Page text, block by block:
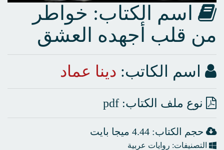
اسم الكتاب: خواطر
من قلب أجهده العشق
اسم الكاتب: دينا عماد
نوع ملف الكتاب: pdf
حجم الكتاب: 4.44 ميجا بايت
التصنيفات: روايات عربية